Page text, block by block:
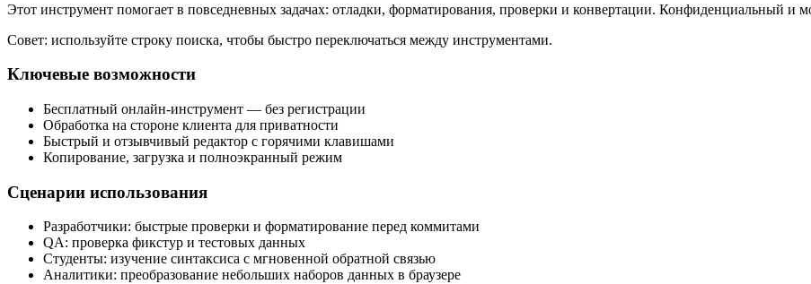
Этот инструмент помогает в повседневных задачах: отладки, форматирования, проверки и конвертации. Конфиденциальный и
Совет: используйте строку поиска, чтобы быстро переключаться между инструментами.
Ключевые возможности
Бесплатный онлайн‑инструмент — без регистрации
Обработка на стороне клиента для приватности
Быстрый и отзывчивый редактор с горячими клавишами
Копирование, загрузка и полноэкранный режим
Сценарии использования
Разработчики: быстрые проверки и форматирование перед коммитами
QA: проверка фикстур и тестовых данных
Студенты: изучение синтаксиса с мгновенной обратной связью
Аналитики: преобразование небольших наборов данных в браузере